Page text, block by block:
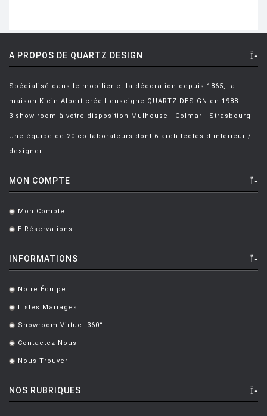
A PROPOS DE QUARTZ DESIGN
Spécialisé dans le mobilier et la décoration depuis 1865, la
maison Klein-Albert crée l'enseigne QUARTZ DESIGN en 1988.
3 show-room à votre disposition Mulhouse - Colmar - Strasbourg
Une équipe de 20 collaborateurs dont 6 architectes d'intérieur /
designer
MON COMPTE
. Mon Compte
. E-Réservations
INFORMATIONS
. Notre Équipe
. Listes Mariages
. Showroom Virtuel 360°
. Contactez-Nous
. Nous Trouver
NOS RUBRIQUES